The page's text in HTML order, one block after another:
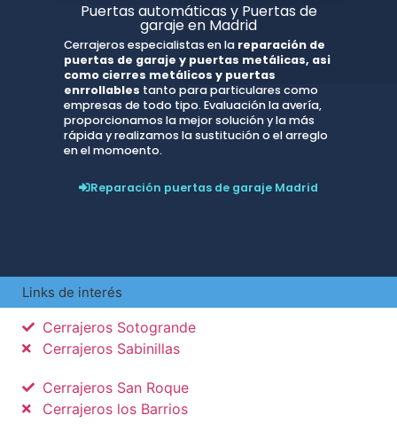
Puertas automáticas y Puertas de
garaje en Madrid
Cerrajeros especialistas en la reparación de
puertas de garaje y puertas metálicas, asi
como cierres metálicos y puertas
enrrollables tanto para particulares como
empresas de todo tipo. Evaluación la avería,
proporcionamos la mejor solución y la más
rápida y realizamos la sustitución o el arreglo
en el momoento.
Reparación puertas de garaje Madrid
Links de interés
Cerrajeros Sotogrande
Cerrajeros Sabinillas
Cerrajeros San Roque
Cerrajeros los Barrios